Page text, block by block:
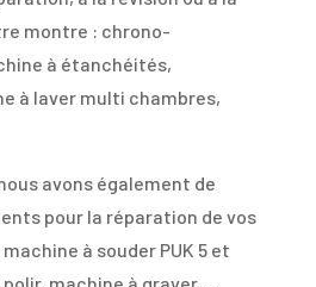
montre : chrono-
à étanchéités,
à laver multi chambres,
avons également de
pour la réparation de vos
à souder PUK 5 et